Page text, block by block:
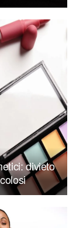
divieto